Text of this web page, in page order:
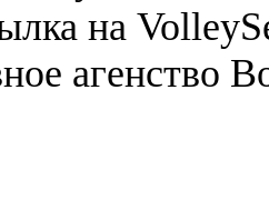
на
агенство